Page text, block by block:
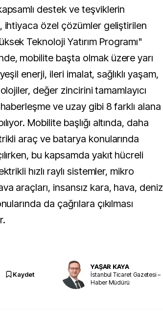
destek ve teşviklerin
ihtiyaca özel çözümler geliştirilen
Teknoloji Yatırım Programı"
mobilite başta olmak üzere yarı
enerji, ileri imalat, sağlıklı yaşam,
değer zincirini tamamlayıcı
haberleşme ve uzay gibi 8 farklı alana
Mobilite başlığı altında, daha
araç ve batarya konularında
bu kapsamda yakıt hücreli
hızlı raylı sistemler, mikro
araçları, insansız kara, hava, deniz
da çağrılara çıkılması
Kaydet
YAŞAR KAYA
İstanbul Ticaret Gazetesi –
Haber Müdürü